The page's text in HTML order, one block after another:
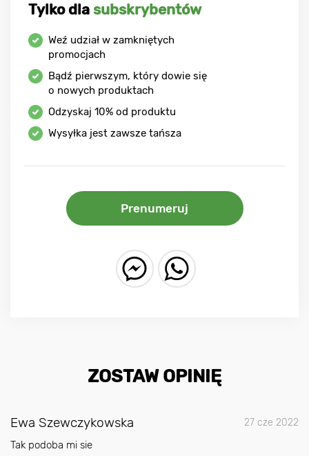
Tylko dla subskrybentów
Weź udział w zamkniętych
promocjach
Bądź pierwszym, który dowie się
o nowych produktach
Odzyskaj 10% od produktu
Wysyłka jest zawsze tańsza
Prenumeruj
ZOSTAW OPINIĘ
Ewa Szewczykowska 27 cze 2022
Tak podoba mi sie